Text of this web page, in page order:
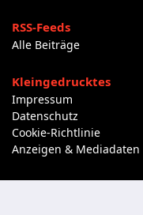
RSS-Feeds
Alle Beiträge
Kleingedrucktes
Impressum
Datenschutz
Cookie-Richtlinie
Anzeigen & Mediadaten